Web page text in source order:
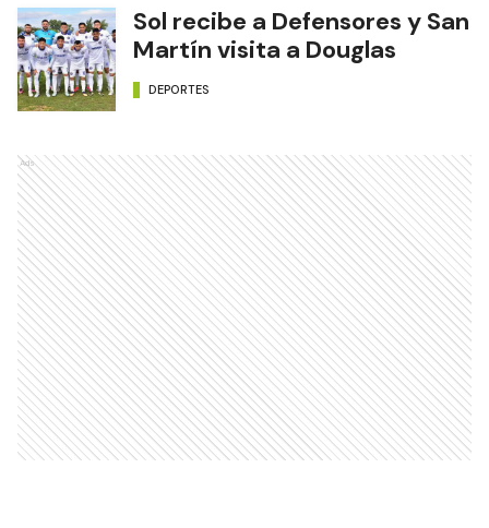
Sol recibe a Defensores y San
Martín visita a Douglas
DEPORTES
Ads